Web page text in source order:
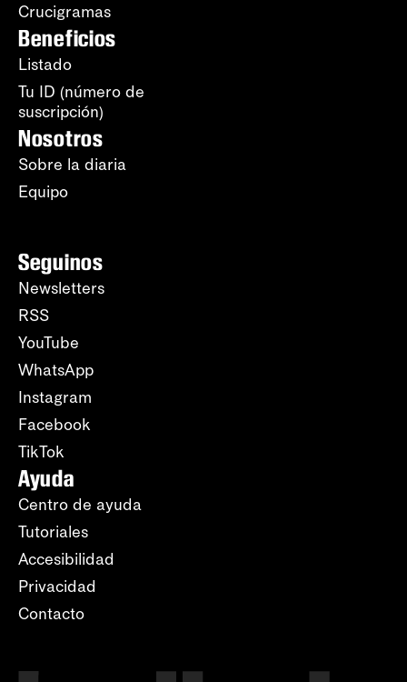
Crucigramas
Beneficios
Listado
Tu ID (número de
suscripción)
Nosotros
Sobre la diaria
Equipo
Seguinos
Newsletters
RSS
YouTube
WhatsApp
Instagram
Facebook
TikTok
Ayuda
Centro de ayuda
Tutoriales
Accesibilidad
Privacidad
Contacto